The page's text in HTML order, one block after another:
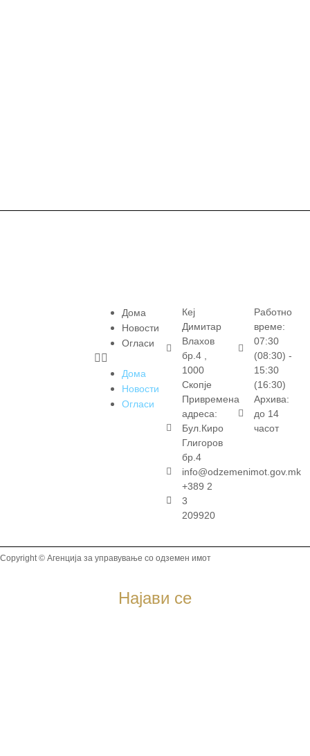
Дома
Новости
Огласи
Дома
Новости
Огласи
Кеј
Димитар
Влахов
бр.4 ,
1000
Скопје
Привремена
адреса:
Бул.Киро
Глигоров
бр.4
info@odzemenimot.gov.mk
+389 2
3
209920
Работно
време:
07:30
(08:30) -
15:30
(16:30)
Архива:
до 14
часот
Copyright © Агенција за управување со одземен имот
Најави се